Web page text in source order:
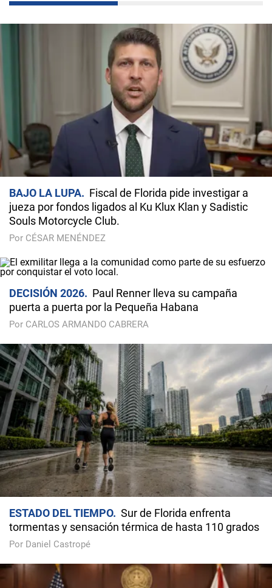
BAJO LA LUPA
Fiscal de Florida pide investigar a
jueza por fondos ligados al Ku Klux Klan y Sadistic
Souls Motorcycle Club.
Por CÉSAR MENÉNDEZ
DECISIÓN 2026
Paul Renner lleva su campaña
puerta a puerta por la Pequeña Habana
Por CARLOS ARMANDO CABRERA
ESTADO DEL TIEMPO
Sur de Florida enfrenta
tormentas y sensación térmica de hasta 110 grados
Por Daniel Castropé